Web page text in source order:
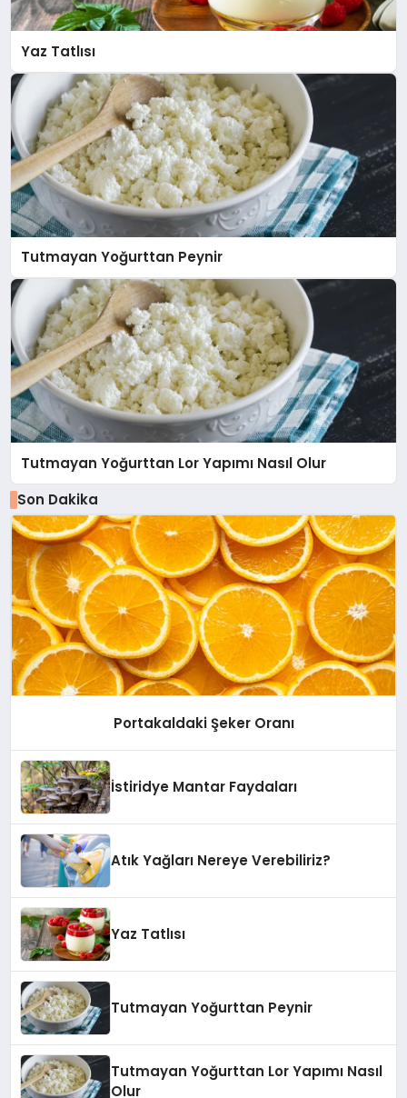
Yaz Tatlısı
Tutmayan Yoğurttan Peynir
Tutmayan Yoğurttan Lor Yapımı Nasıl Olur
Son Dakika
Portakaldaki Şeker Oranı
İstiridye Mantar Faydaları
Atık Yağları Nereye Verebiliriz?
Yaz Tatlısı
Tutmayan Yoğurttan Peynir
Tutmayan Yoğurttan Lor Yapımı Nasıl
Olur